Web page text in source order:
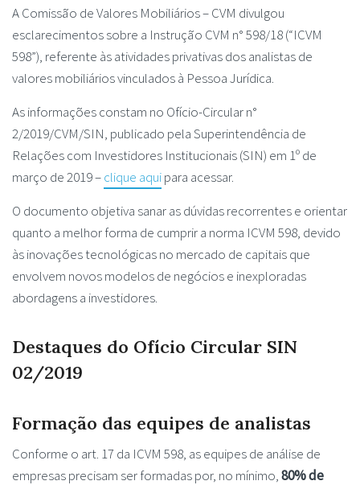
A Comissão de Valores Mobiliários – CVM divulgou
esclarecimentos sobre a Instrução CVM n° 598/18 (“ICVM
598”), referente às atividades privativas dos analistas de
valores mobiliários vinculados à Pessoa Jurídica.
As informações constam no Ofício-Circular n°
2/2019/CVM/SIN, publicado pela Superintendência de
Relações com Investidores Institucionais (SIN) em 1º de
março de 2019 –clique aquipara acessar.
O documento objetiva sanar as dúvidas recorrentes e orientar
quanto a melhor forma de cumprir a norma ICVM 598, devido
às inovações tecnológicas no mercado de capitais que
envolvem novos modelos de negócios e inexploradas
abordagens a investidores.
Destaques do Ofício Circular SIN
02/2019
Formação das equipes de analistas
Conforme o art. 17 da ICVM 598, as equipes de análise de
empresas precisam ser formadas por, no mínimo,80% de